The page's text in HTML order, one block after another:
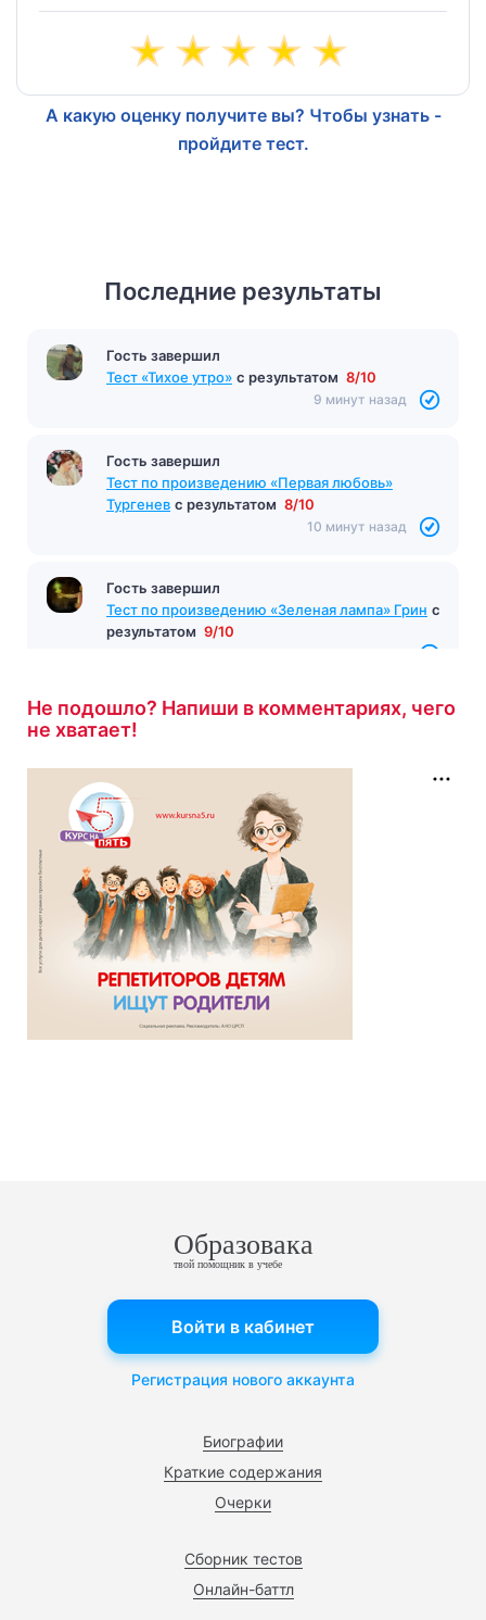
А какую оценку получите вы? Чтобы узнать -
пройдите тест.
Последние результаты
Гость завершил
Тест «Тихое утро» с результатом 8/10
9 минут назад
Гость завершил
Тест по произведению «Первая любовь»
Тургенев с результатом 8/10
10 минут назад
Гость завершил
Тест по произведению «Зеленая лампа» Грин с
результатом 9/10
Не подошло? Напиши в комментариях, чего
не хватает!
Образовака
твой помощник в учебе
Биографии
Краткие содержания
Очерки
Сборник тестов
Онлайн-баттл
Войти в кабинет
Регистрация нового аккаунта